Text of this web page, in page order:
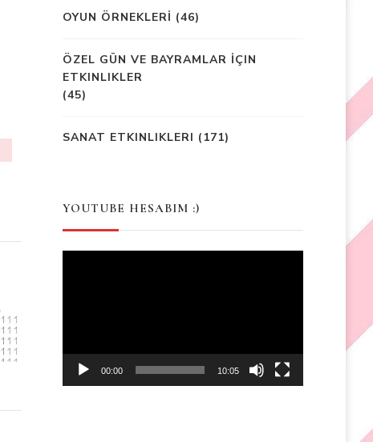
OYUN ÖRNEKLERİ (46)
ÖZEL GÜN VE BAYRAMLAR İÇIN
ETKINLIKLER
(45)
SANAT ETKINLIKLERI (171)
YOUTUBE HESABIM :)
00:00 10:05